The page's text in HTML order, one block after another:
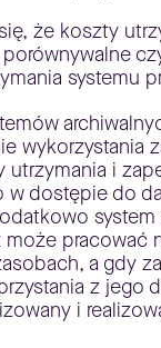
że koszty
systemu
wykorzystania
utrzymania i
w dostępie do
pracować
a gdy
z jego
i